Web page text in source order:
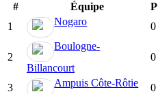
# Équipe
1
Nogaro 0
2
Boulogne-
Billancourt
0
3 Ampuis Côte-Rôtie 0